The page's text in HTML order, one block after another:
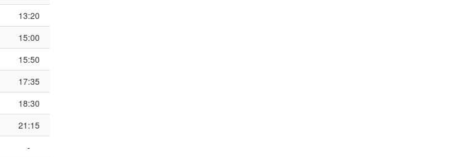
13:20
15:00
15:50
17:35
18:30
21:15
-